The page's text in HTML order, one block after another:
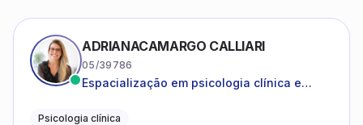
ADRIANACAMARGO CALLIARI
05/39786
Espacialização em psicologia clínica e
Psicologia clínica